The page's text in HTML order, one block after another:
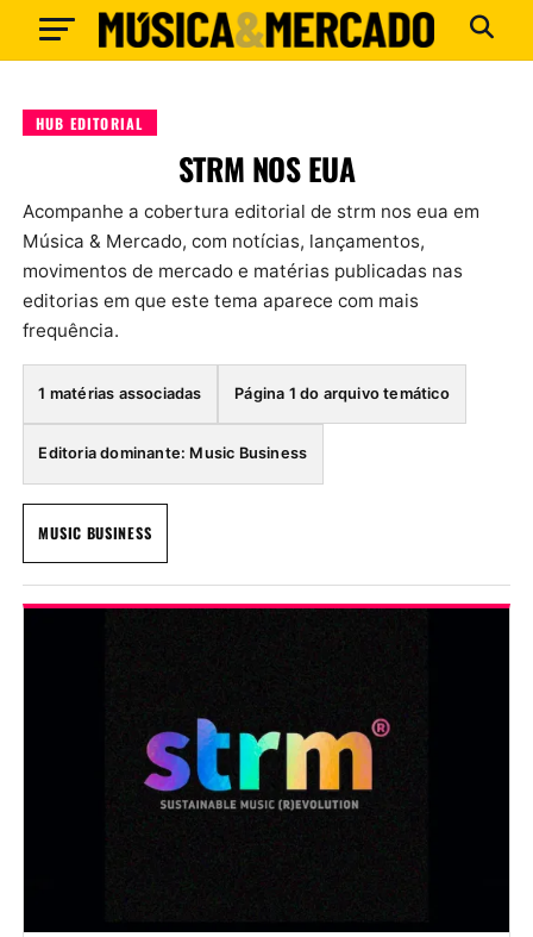
HUB EDITORIAL
STRM NOS EUA
Acompanhe a cobertura editorial de strm nos eua em
Música & Mercado, com notícias, lançamentos,
movimentos de mercado e matérias publicadas nas
editorias em que este tema aparece com mais
frequência.
1 matérias associadas Página 1 do arquivo temático
Editoria dominante: Music Business
MUSIC BUSINESS